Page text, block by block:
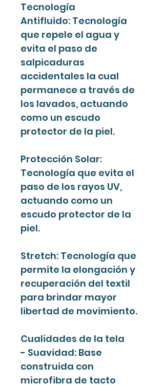
Tecnología
Antifluido: Tecnología
que repele el agua y
evita el paso de
salpicaduras
accidentales la cual
permanece a través de
los lavados, actuando
como un escudo
protector de la piel.
Protección Solar:
Tecnología que evita el
paso de los rayos UV,
actuando como un
escudo protector de la
piel.
Stretch: Tecnología que
permite la elongación y
recuperación del textil
para brindar mayor
libertad de movimiento.
Cualidades de la tela
- Suavidad: Base
construida con
microfibra de tacto